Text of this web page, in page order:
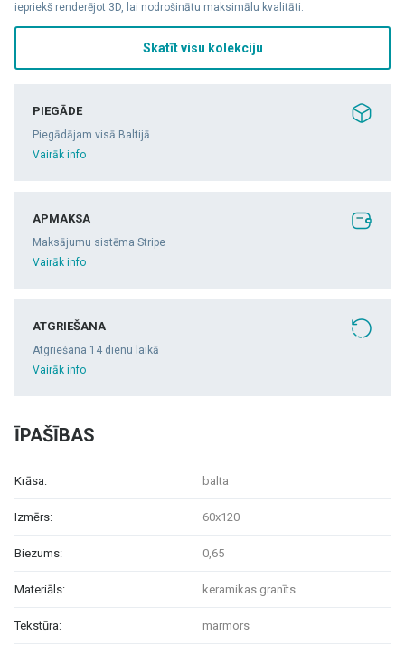
iepriekš renderējot 3D, lai nodrošinātu maksimālu kvalitāti.
Skatīt visu kolekciju
PIEGĀDE
Piegādājam visā Baltijā
Vairāk info
APMAKSA
Maksājumu sistēma Stripe
Vairāk info
ATGRIEŠANA
Atgriešana 14 dienu laikā
Vairāk info
ĪPAŠĪBAS
Krāsa: balta
Izmērs: 60x120
Biezums: 0,65
Materiāls: keramikas granīts
Tekstūra: marmors